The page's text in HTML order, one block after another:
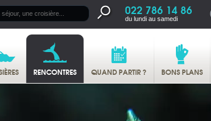
022 786 14 86
du lundi au samedi
RENCONTRES QUAND PARTIR ? BONS PLANS